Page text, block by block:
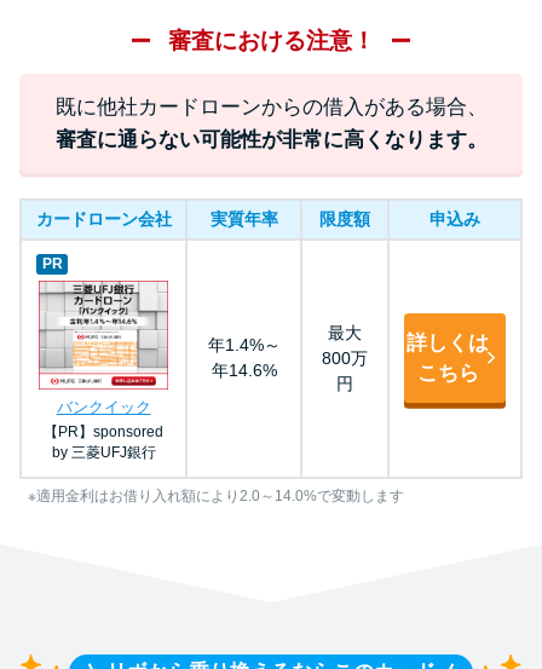
審査における注意！
既に他社カードローンからの借入がある場合、
審査に通らない可能性が非常に高くなります。
カードローン会社 実質年率 限度額 申込み
PR
バンクイック
【PR】sponsored
by 三菱UFJ銀行
年1.4%～
年14.6%
最大
800万
円
詳しくは
こちら
※適用金利はお借り入れ額により2.0～14.0%で変動します